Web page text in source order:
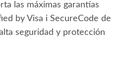
las máximas garantías
by Visa i SecureCode de
seguridad y protección